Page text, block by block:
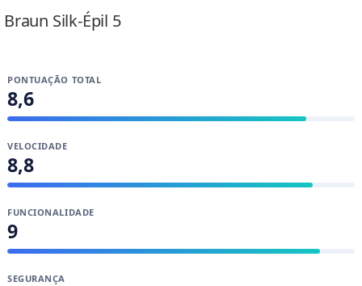
Sylvia Garcia
Braun Silk-Épil 5
PONTUAÇÃO TOTAL
8,6
VELOCIDADE
8,8
FUNCIONALIDADE
9
SEGURANÇA